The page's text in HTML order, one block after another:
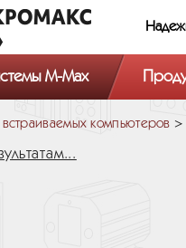
M-Max
компьютеров